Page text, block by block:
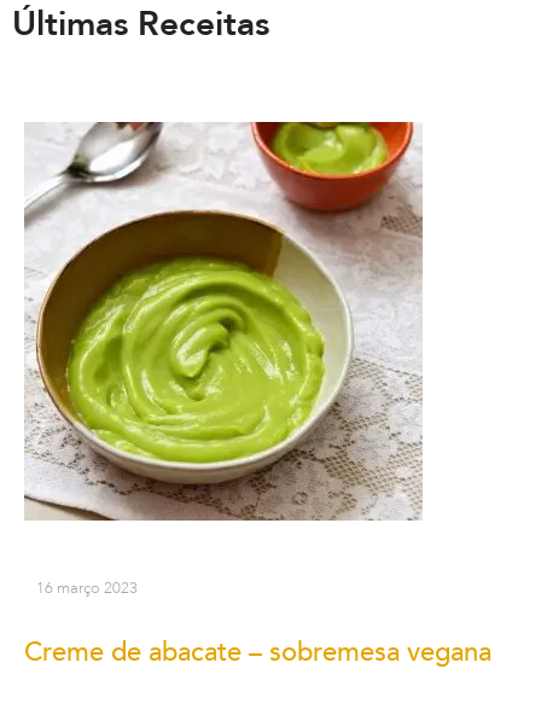
Últimas Receitas
16 março 2023
Creme de abacate – sobremesa vegana